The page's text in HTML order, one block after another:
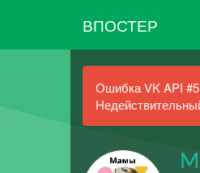
ВПОСТЕР
Ошибка VK API #5